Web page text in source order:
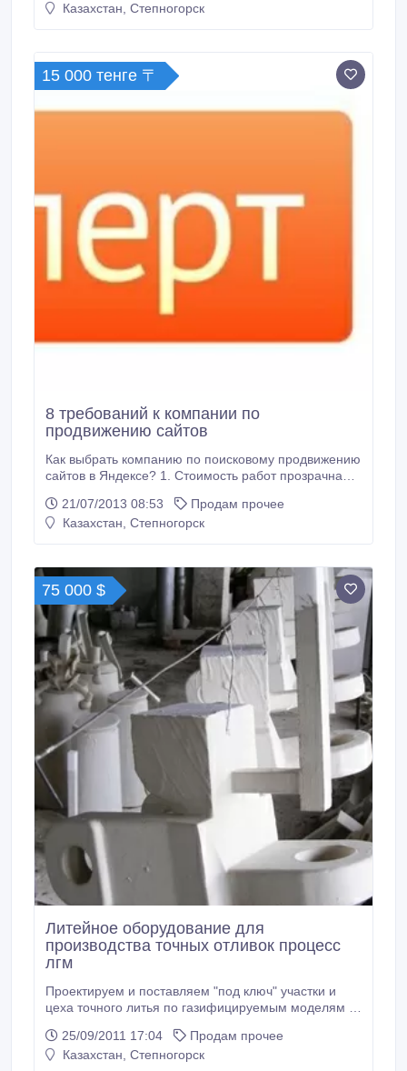
Казахстан, Степногорск
15 000 тенге 〒
8 требований к компании по
продвижению сайтов
Как выбрать компанию по поисковому продвижению
сайтов в Яндексе? 1. Стоимость работ прозрачна
началом работ 3. Число продвигаемых слов
максимально широко 4. Сроки продвижения
21/07/2013 08:53
Продам прочее
Казахстан, Степногорск
75 000 $
Литейное оборудование для
производства точных отливок процесс
лгм
Проектируем и поставляем "под ключ" участки и
цеха точного литья по газифицируемым моделям (
годных отливок в год из сталей, чугунов,
алюминиевых и медных сплавов. Весь спектр
25/09/2011 17:04
Продам прочее
Казахстан, Степногорск